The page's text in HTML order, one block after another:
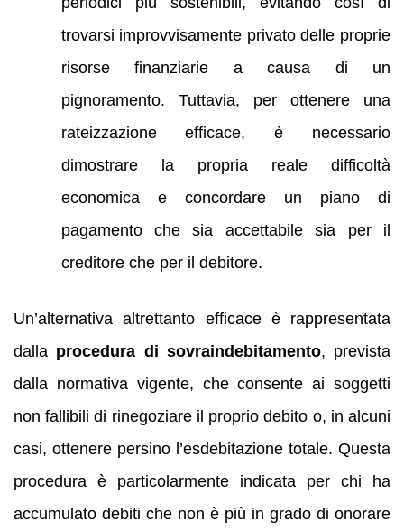
trovarsi improvvisamente privato delle proprie
risorse finanziarie a causa di un
pignoramento. Tuttavia, per ottenere una
rateizzazione efficace, è necessario
dimostrare la propria reale difficoltà
economica e concordare un piano di
pagamento che sia accettabile sia per il
creditore che per il debitore.
Un’alternativa altrettanto efficace è rappresentata
dalla procedura di sovraindebitamento, prevista
dalla normativa vigente, che consente ai soggetti
non fallibili di rinegoziare il proprio debito o, in alcuni
casi, ottenere persino l’esdebitazione totale. Questa
procedura è particolarmente indicata per chi ha
accumulato debiti che non è più in grado di onorare